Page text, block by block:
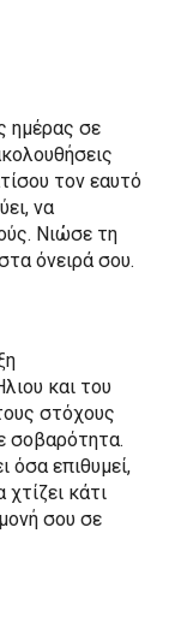
ημέρας σε
τον εαυτό
να
Νιώσε τη
όνειρά σου.
και του
στόχους
σοβαρότητα.
όσα επιθυμεί,
κάτι
σου σε